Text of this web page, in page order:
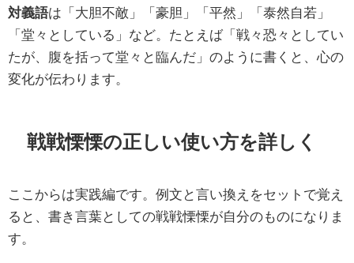
対義語は「大胆不敵」「豪胆」「平然」「泰然自若」
「堂々としている」など。たとえば「戦々恐々としてい
たが、腹を括って堂々と臨んだ」のように書くと、心の
変化が伝わります。
戦戦慄慄の正しい使い方を詳しく
ここからは実践編です。例文と言い換えをセットで覚え
ると、書き言葉としての戦戦慄慄が自分のものになりま
す。